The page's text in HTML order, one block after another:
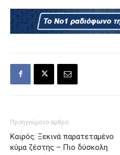
Προηγούμενο άρθρο
Καιρός: Ξεκινά παρατεταμένο
κύμα ζέστης – Πιο δύσκολη